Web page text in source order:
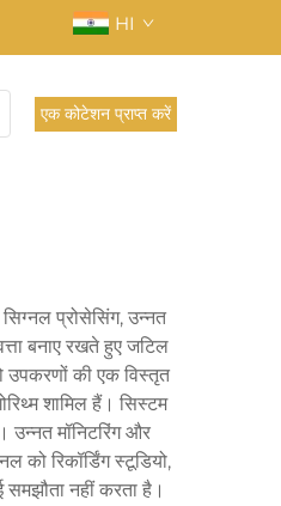
HI
एक कोटेशन प्राप्त करें
प्रोसेसिंग, उन्नत
बनाए रखते हुए जटिल
उपकरणों की एक विस्तृत
शामिल हैं। सिस्टम
मॉनिटरिंग और
को रिकॉर्डिंग स्टूडियो,
नहीं करता है।